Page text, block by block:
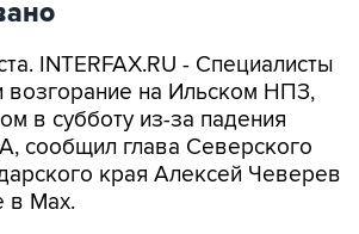
INTERFAX.RU - Специалисты
в субботу из-за падения
сообщил глава Северского
края Алексей Чеверев
в Max.
информации, пострадали